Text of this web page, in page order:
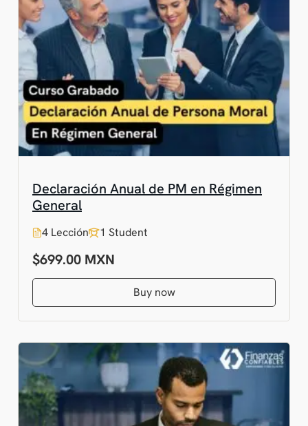
Declaración Anual de PM en Régimen
General
4 Lección 1 Student
$699.00
Buy now